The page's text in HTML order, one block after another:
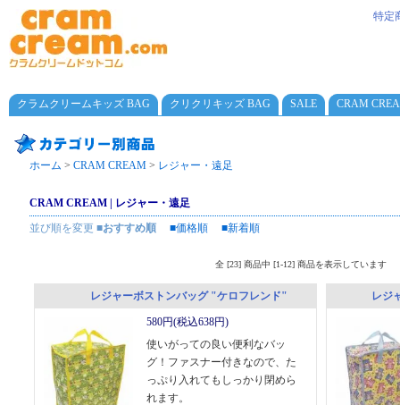
特定
クラムクリームキッズ BAG クリクリキッズ BAG SALE CRAM
ホーム > CRAM CREAM > レジャー・遠足
CRAM CREAM | レジャー・遠足
並び順を変更 ■おすすめ順 ■価格順 ■新着順
全 [23] 商品中 [1-12] 商品を表示しています
レジャーボストンバッグ "ケロフレンド"
580円(税込638円)
使いがっての良い便利なバッ
グ！ファスナー付きなので、た
っぷり入れてもしっかり閉めら
れます。
レジ